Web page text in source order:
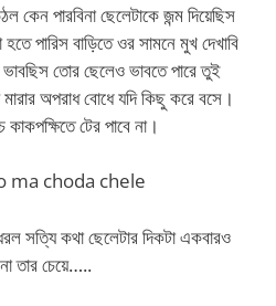
পারবিনা ছেলেটাকে জন্ম দিয়েছিস
পারিস বাড়িতে ওর সামনে মুখ দেখাবি
তোর ছেলেও ভাবতে পারে তুই
অপরাধ বোধে যদি কিছু করে বসে।
টের পাবে না।
ma choda chele
সত্যি কথা ছেলেটার দিকটা একবারও
তার চেয়ে…..